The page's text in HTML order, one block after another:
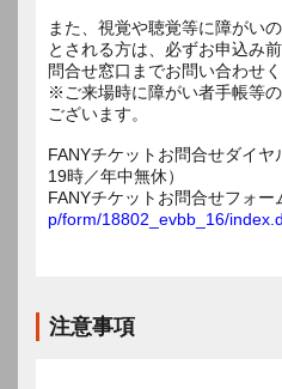
また、視覚や聴覚等に障がい
とされる方は、必ずお申込み
問合せ窓口までお問い合わせく
※ご来場時に障がい者手帳等
ございます。
FANYチケットお問合せダイ
19時／年中無休）
FANYチケットお問合せフォ
p/form/18802_evbb_16/
注意事項